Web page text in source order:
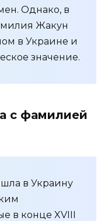
Однако, в
Жакун
в Украине и
значение.
с фамилией
в Украину
в конце XVIII